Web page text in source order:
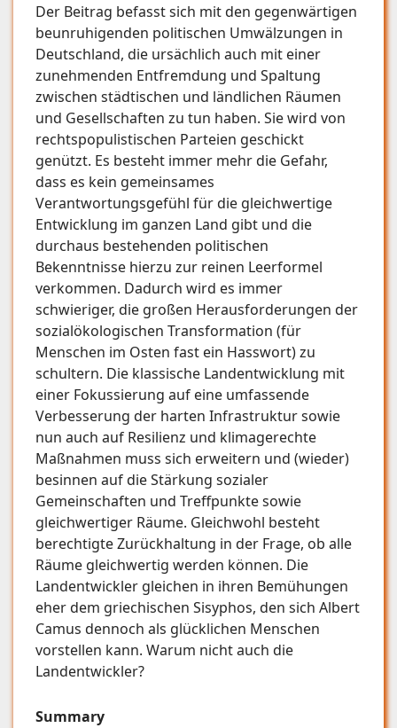
Der Beitrag befasst sich mit den gegenwärtigen
beunruhigenden politischen Umwälzungen in
Deutschland, die ursächlich auch mit einer
zunehmenden Entfremdung und Spaltung
zwischen städtischen und ländlichen Räumen
und Gesellschaften zu tun haben. Sie wird von
rechtspopulistischen Parteien geschickt
genützt. Es besteht immer mehr die Gefahr,
dass es kein gemeinsames
Verantwortungsgefühl für die gleichwertige
Entwicklung im ganzen Land gibt und die
durchaus bestehenden politischen
Bekenntnisse hierzu zur reinen Leerformel
verkommen. Dadurch wird es immer
schwieriger, die großen Herausforderungen der
sozialökologischen Transformation (für
Menschen im Osten fast ein Hasswort) zu
schultern. Die klassische Landentwicklung mit
einer Fokussierung auf eine umfassende
Verbesserung der harten Infrastruktur sowie
nun auch auf Resilienz und klimagerechte
Maßnahmen muss sich erweitern und (wieder)
besinnen auf die Stärkung sozialer
Gemeinschaften und Treffpunkte sowie
gleichwertiger Räume. Gleichwohl besteht
berechtigte Zurückhaltung in der Frage, ob alle
Räume gleichwertig werden können. Die
Landentwickler gleichen in ihren Bemühungen
eher dem griechischen Sisyphos, den sich Albert
Camus dennoch als glücklichen Menschen
vorstellen kann. Warum nicht auch die
Landentwickler?
Summary